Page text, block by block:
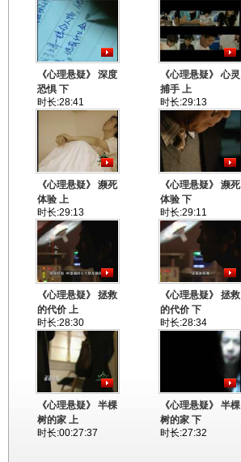
《心理悬疑》 深度
恐惧 下
时长:28:41
《心理悬疑》 心灵
捕手 上
时长:29:13
《心理悬疑》 濒死
体验 上
时长:29:13
《心理悬疑》 濒死
体验 下
时长:29:11
《心理悬疑》 拯救
的代价 上
时长:28:30
《心理悬疑》 拯救
的代价 下
时长:28:34
《心理悬疑》 半棵
树的家 上
时长:00:27:37
《心理悬疑》 半棵
树的家 下
时长:27:32